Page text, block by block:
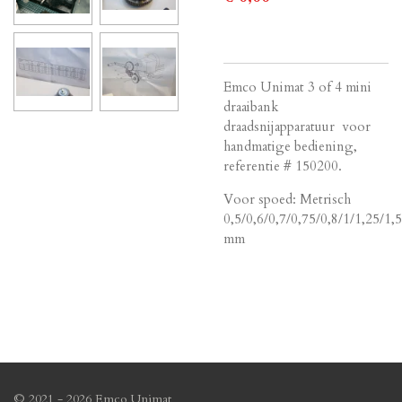
Emco Unimat 3 of 4 mini
draaibank
draadsnijapparatuur voor
handmatige bediening,
referentie # 150200.
Voor spoed: Metrisch
0,5/0,6/0,7/0,75/0,8/1/1,25/1,5
mm